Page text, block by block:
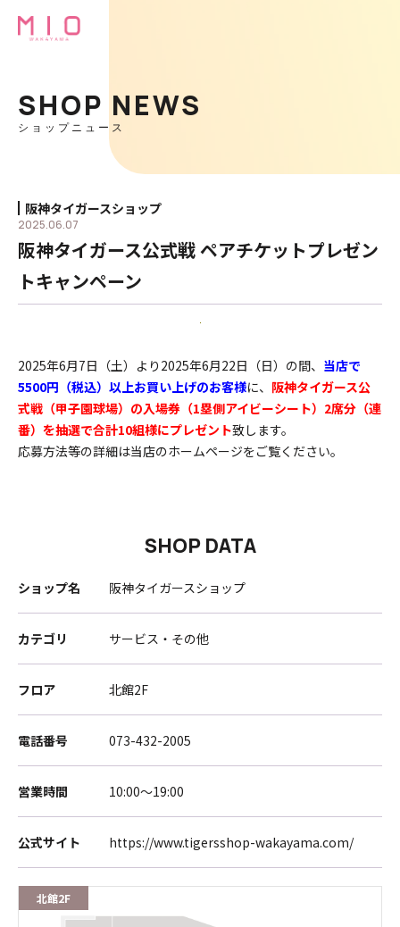
SHOP NEWS
ショップニュース
阪神タイガースショップ
2025.06.07
阪神タイガース公式戦 ペアチケットプレゼン
トキャンペーン
2025年6月7日（土）より2025年6月22日（日）の間、 当店で
5500円（税込）以上お買い上げのお客様に、 阪神タイガース公
式戦（甲子園球場）の入場券（1塁側アイビーシート）2席分（連
番）を抽選で合計10組様にプレゼント致します。
応募方法等の詳細は当店のホームページをご覧ください。
SHOP DATA
ショップ名 阪神タイガースショップ
カテゴリ サービス・その他
フロア 北館2F
電話番号 073-432-2005
営業時間 10:00～19:00
公式サイト https://www.tigersshop-wakayama.com/
北館2F